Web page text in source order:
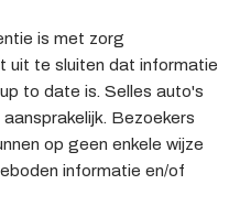
is met zorg
uit te sluiten dat informatie
to date is. Selles auto's
Bezoekers
op geen enkele wijze
informatie en/of